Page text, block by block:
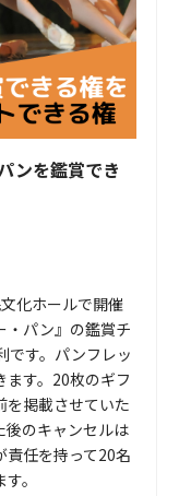
ンを鑑賞でき
化ホールで開催
・パン』の鑑賞チ
です。パンフレッ
ます。20枚のギフ
を掲載させていた
のキャンセルは
任を持って20名
。